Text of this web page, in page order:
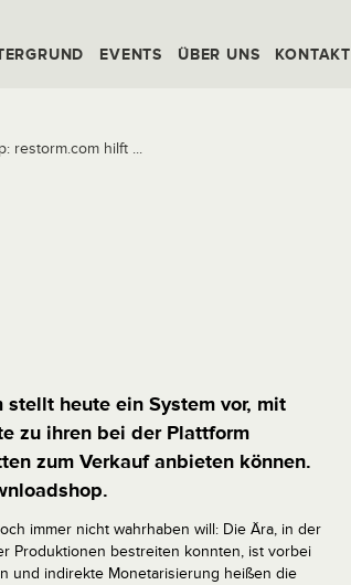
EVENTS ÜBER UNS KONTAKT
restorm.com hilft ...
heute ein System vor, mit
zu ihren bei der Plattform
zum Verkauf anbieten können.
immer nicht wahrhaben will: Die Ära, in der
Produktionen bestreiten konnten, ist vorbei
und indirekte Monetarisierung heißen die